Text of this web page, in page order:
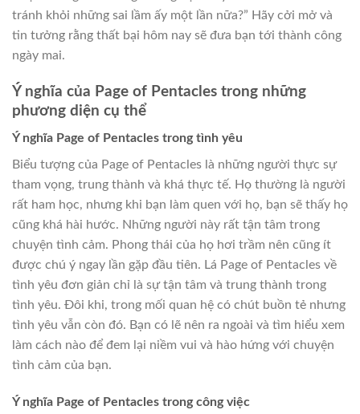
tránh khỏi những sai lầm ấy một lần nữa?” Hãy cởi mở và
tin tưởng rằng thất bại hôm nay sẽ đưa bạn tới thành công
ngày mai.
Ý nghĩa của Page of Pentacles trong những
phương diện cụ thể
Ý nghĩa Page of Pentacles trong tình yêu
Biểu tượng của Page of Pentacles là những người thực sự
tham vọng, trung thành và khá thực tế. Họ thường là người
rất ham học, nhưng khi bạn làm quen với họ, bạn sẽ thấy họ
cũng khá hài hước. Những người này rất tận tâm trong
chuyện tình cảm. Phong thái của họ hơi trầm nên cũng ít
được chú ý ngay lần gặp đầu tiên. Lá Page of Pentacles về
tình yêu đơn giản chỉ là sự tận tâm và trung thành trong
tình yêu. Đôi khi, trong mối quan hệ có chút buồn tẻ nhưng
tình yêu vẫn còn đó. Bạn có lẽ nên ra ngoài và tìm hiểu xem
làm cách nào để đem lại niềm vui và hào hứng với chuyện
tình cảm của bạn.
Ý nghĩa Page of Pentacles trong công việc